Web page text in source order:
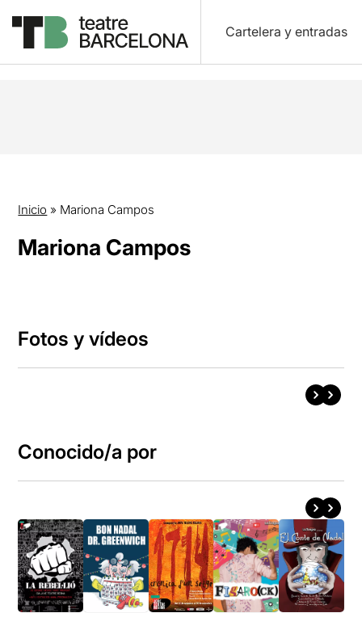
Cartelera y entradas
Inicio » Mariona Campos
Mariona Campos
Fotos y vídeos
Conocido/a por